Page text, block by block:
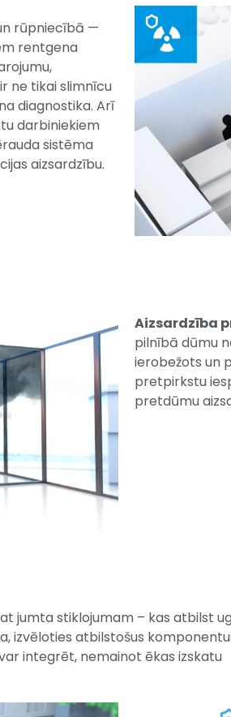
rūpniecībā —
rentgena
ne tikai slimnīcu
diagnostika. Arī
darbiniekiem
sistēma
aizsardzību.
Aizsardzība
pilnībā dūmu
ierobežots un
pretpirkstu
pretdūmu
jumta stiklojumam – kas atbilst
izvēloties atbilstošus
integrēt, nemainot ēkas izskatu